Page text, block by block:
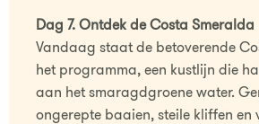
Dag 7. Ontdek de Costa Smeralda
Vandaag staat de betoverende
het programma, een kustlijn die
aan het smaragdgroene water.
ongerepte baaien, steile kliffen en